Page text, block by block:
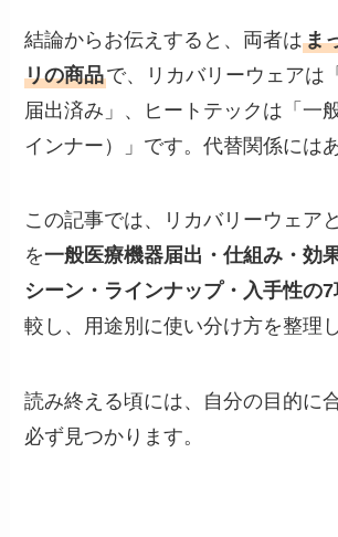
結論からお伝えすると、両者はま
リの商品で、リカバリーウェアは
届出済み」、ヒートテックは「一
インナー）」です。代替関係には
この記事では、リカバリーウェア
を一般医療機器届出・仕組み・効
シーン・ラインナップ・入手性の7
較し、用途別に使い分け方を整理
読み終える頃には、自分の目的に
必ず見つかります。